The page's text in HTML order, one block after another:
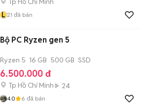
L 21 đã bán
Bộ PC Ryzen gen 5
Ryzen 5 16 GB 500 GB SSD
6.500.000 đ
Tp Hồ Chí Minh 24
4.0 6 đã bán